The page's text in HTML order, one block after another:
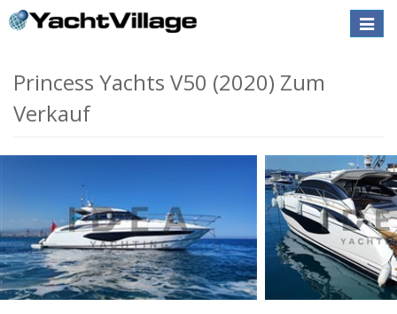
Toggle
Princess Yachts V50 (2020) Zum
Verkauf